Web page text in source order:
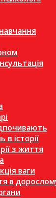
в історії
з життя
ваги
в